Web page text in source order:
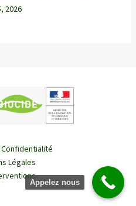
2026
Légales
Appelez nous